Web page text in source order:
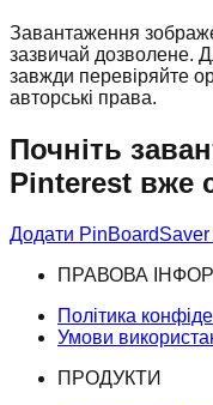
Завантаження
зазвичай дозволене.
завжди перевіряйте
авторські права.
Почніть
Pinterest вже
Додати
ПРАВОВА
Політика
Умови
ПРОДУКТИ